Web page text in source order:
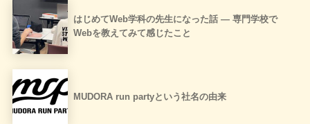
はじめてWeb学科の先生になった話 ― 専門学校で
Webを教えてみて感じたこと
MUDORA run partyという社名の由来